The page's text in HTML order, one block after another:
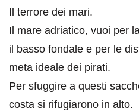
Il terrore dei mari.
Il mare adriatico, vuoi per
il basso fondale e per le
meta ideale dei pirati.
Per sfuggire a questi
costa si rifugiarono in alto.